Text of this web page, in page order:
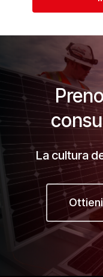
La cultura